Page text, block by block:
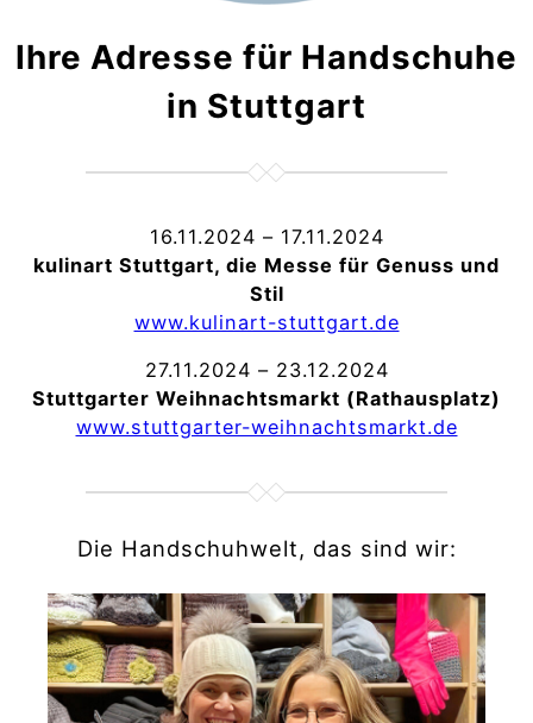
Ihre Adresse für Handschuhe
in Stuttgart
16.11.2024 – 17.11.2024
kulinart Stuttgart, die Messe für Genuss und
Stil
www.kulinart-stuttgart.de
27.11.2024 – 23.12.2024
Stuttgarter Weihnachtsmarkt (Rathausplatz)
www.stuttgarter-weihnachtsmarkt.de
Die Handschuhwelt, das sind wir: